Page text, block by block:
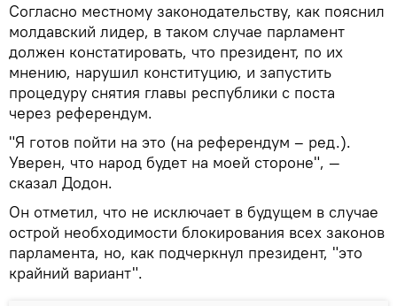
Согласно местному законодательству, как пояснил
молдавский лидер, в таком случае парламент
должен констатировать, что президент, по их
мнению, нарушил конституцию, и запустить
процедуру снятия главы республики с поста
через референдум.
"Я готов пойти на это (на референдум – ред.).
Уверен, что народ будет на моей стороне", —
сказал Додон.
Он отметил, что не исключает в будущем в случае
острой необходимости блокирования всех законов
парламента, но, как подчеркнул президент, "это
крайний вариант".